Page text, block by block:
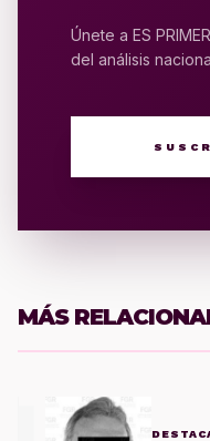
Únete a ES
del análisis
MÁS